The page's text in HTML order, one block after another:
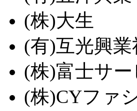
(株)大生
(有)互光興業
(株)富士サー
(株)CYファ